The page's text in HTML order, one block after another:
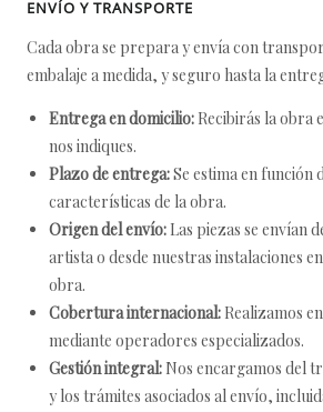
ENVÍO Y TRANSPORTE
Cada obra se prepara y envía con
embalaje a medida, y seguro hasta la
Entrega en domicilio: Recibirás la obra
nos indiques.
Plazo de entrega:Se estima en función
características de la obra.
Origen del envío: Las piezas se envían
artista o desde nuestras instalaciones
obra.
Cobertura internacional: Realizamos
mediante operadores especializados.
Gestión integral: Nos encargamos del
y los trámites asociados al envío,